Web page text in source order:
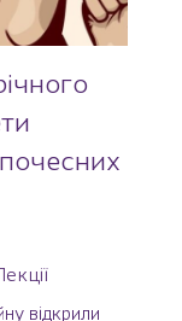
відкрили